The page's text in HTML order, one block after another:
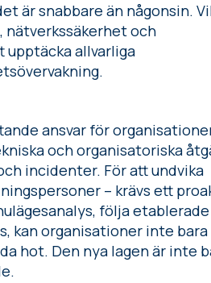
är snabbare än någonsin.
nätverkssäkerhet och
allvarliga
ansvar för
och organisatoriska
incidenter. För att undvika
– krävs ett
följa etablerade
kan organisationer inte bara
hot. Den nya lagen är inte